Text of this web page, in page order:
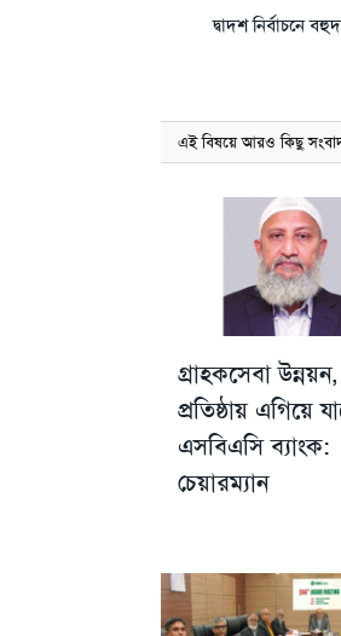
দ্বাদশ নির্বাচনে
এই বিষয়ে আরও কিছু
গ্রাহকসেবা
প্রতিষ্ঠায় এগিয়ে
এসবিএসি ব্যাংক:
চেয়ারম্যান